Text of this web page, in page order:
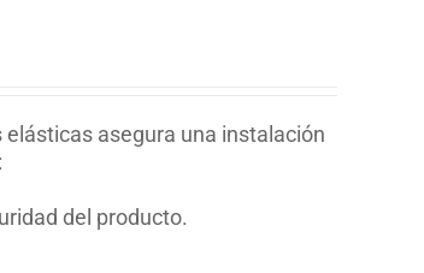
asegura una instalación
del producto.